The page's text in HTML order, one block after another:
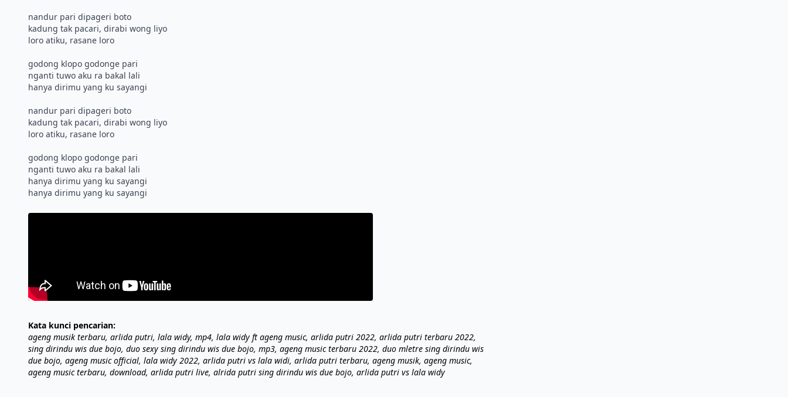
nandur pari dipageri boto
kadung tak pacari, dirabi wong liyo
loro atiku, rasane loro
godong klopo godonge pari
nganti tuwo aku ra bakal lali
hanya dirimu yang ku sayangi
nandur pari dipageri boto
kadung tak pacari, dirabi wong liyo
loro atiku, rasane loro
godong klopo godonge pari
nganti tuwo aku ra bakal lali
hanya dirimu yang ku sayangi
Kata kunci pencarian:
ageng musik terbaru, arlida putri, lala widy, mp4, lala widy ft ageng music, arlida putri 2022, arlida putri terbaru 2022,
sing dirindu wis due bojo, duo sexy sing dirindu wis due bojo, mp3, ageng music terbaru 2022, duo mletre sing dirindu wis
due bojo, ageng music official, lala widy 2022, arlida putri vs lala widi, arlida putri terbaru, ageng musik, ageng music,
ageng music terbaru, download, arlida putri live, alrida putri sing dirindu wis due bojo, arlida putri vs lala widy